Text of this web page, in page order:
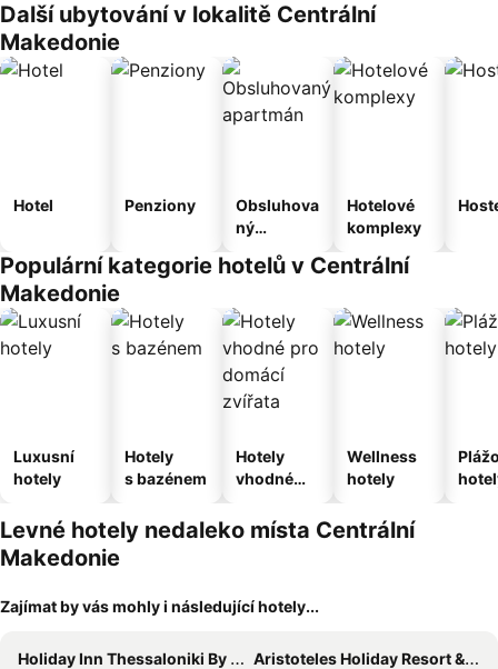
Další ubytování v lokalitě Centrální
Makedonie
Hotel Penziony
Obsluhova
ný
Hotelové
komplexy
Populární kategorie hotelů v Centrální
Makedonie
Luxusní
hotely
Hotely
s bazénem
Hotely
vhodné
domácí
zvířata
Wellness
hotely
Levné hotely nedaleko místa Centrální
Makedonie
Zajímat by vás mohly i následující hotely...
Holiday Inn Thessaloniki By Ihg
Aristoteles Holiday Resort & Spa